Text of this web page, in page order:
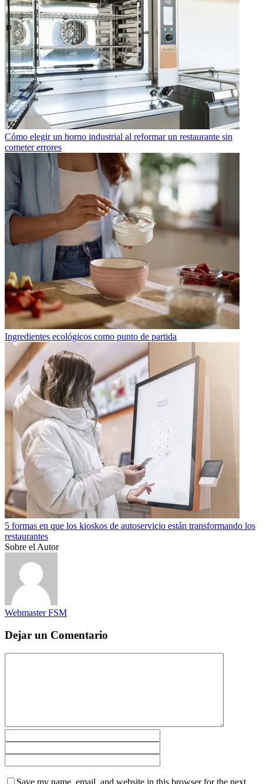
Cómo elegir un horno industrial al reformar un restaurante sin
cometer errores
Ingredientes ecológicos como punto de partida
5 formas en que los kioskos de autoservicio están transformando los
restaurantes
Sobre el Autor
Webmaster FSM
Dejar un Comentario